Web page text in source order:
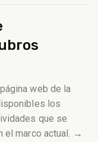
web de la
los
que se
el marco actual. →